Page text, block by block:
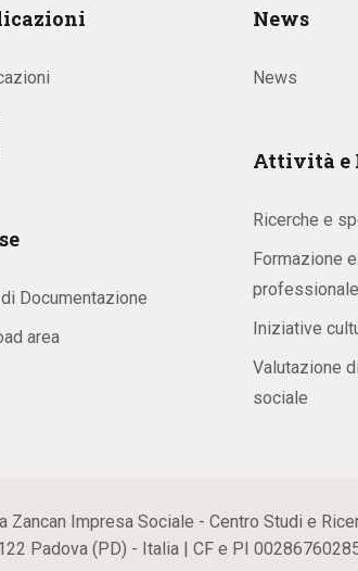
Documentazione
area
News
News
Attività e
Ricerche e
Formazione
professionale
Iniziative
Valutazione
sociale
Zancan Impresa Sociale - Centro Studi e
Padova (PD) - Italia | CF e PI